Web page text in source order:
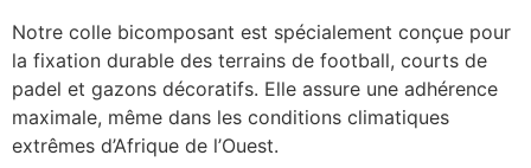
Notre colle bicomposant est spécialement conçue pour
la fixation durable des terrains de football, courts de
padel et gazons décoratifs. Elle assure une adhérence
maximale, même dans les conditions climatiques
extrêmes d’Afrique de l’Ouest.